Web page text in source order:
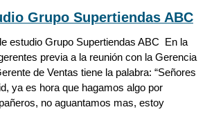
Grupo Supertiendas ABC
estudio Grupo Supertiendas ABC En la
previa a la reunión con la Gerencia
de Ventas tiene la palabra: “Señores
ya es hora que hagamos algo por
no aguantamos mas, estoy